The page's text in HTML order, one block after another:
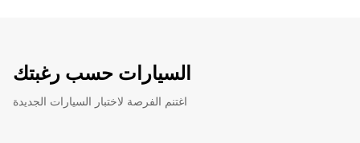
السيارات حسب رغبتك
اغتنم الفرصة لاختبار السيارات الجديدة